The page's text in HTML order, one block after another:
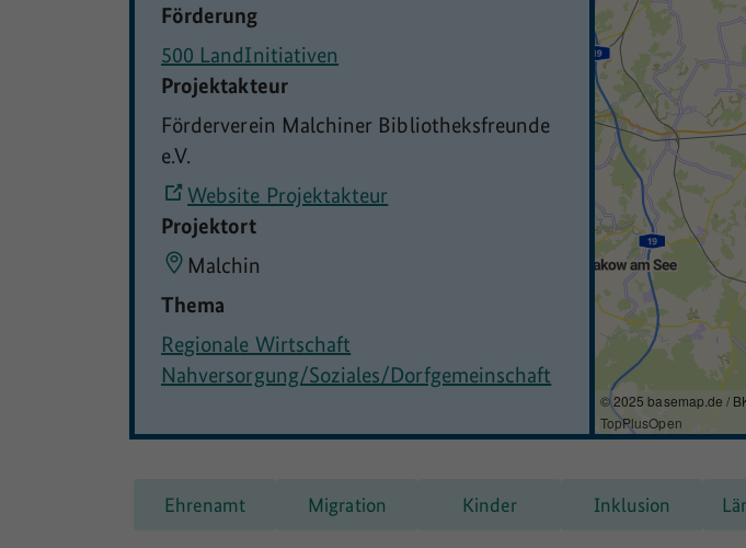
Förderung
500 LandInitiativen
Projektakteur
Förderverein Malchiner Bibliotheksfreunde
e.V.
Website Projektakteur
Projektort
Malchin
Thema
Regionale Wirtschaft
Nahversorgung/Soziales/Dorfgemeinschaft
© 2025 basemap.de /
TopPlusOpen
Ehrenamt Migration Kinder Inklusion